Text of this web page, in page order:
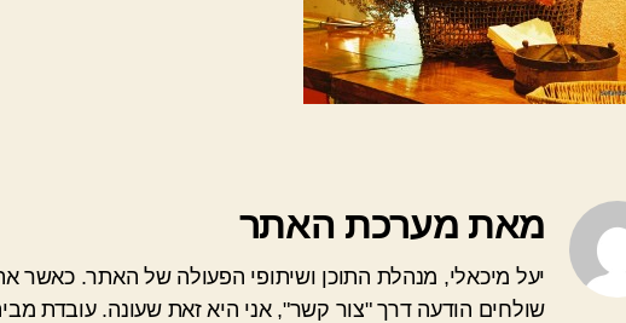
מאת מערכת האתר
יעל מיכאלי, מנהלת התוכן ושיתופי הפעולה של האתר. כאשר
שולחים הודעה דרך "צור קשר", אני היא זאת שעונה. עובדת